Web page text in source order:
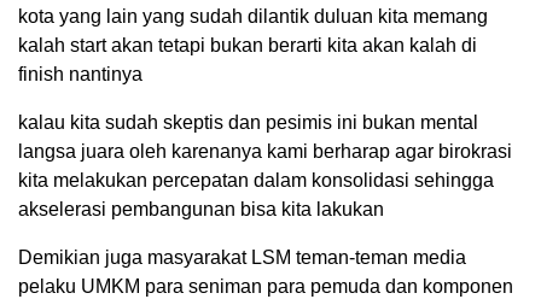
kota yang lain yang sudah dilantik duluan kita memang
kalah start akan tetapi bukan berarti kita akan kalah di
finish nantinya
kalau kita sudah skeptis dan pesimis ini bukan mental
langsa juara oleh karenanya kami berharap agar birokrasi
kita melakukan percepatan dalam konsolidasi sehingga
akselerasi pembangunan bisa kita lakukan
Demikian juga masyarakat LSM teman-teman media
pelaku UMKM para seniman para pemuda dan komponen